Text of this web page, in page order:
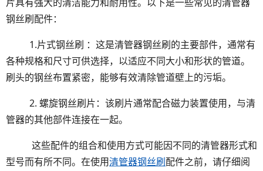
钢丝刷配件：
1.片式钢丝刷 ：这是清管器钢丝刷的主要部件，通常有
各种规格和尺寸可供选择，以适应不同大小和形状的管道。
刷头的钢丝布置紧密，能够有效清除管道壁上的污垢。
2. 螺旋钢丝刷片：该刷片通常配合磁力装置使用，与清
管器的其他部件连接在一起。
这些配件的组合和使用方式可能因不同的清管器形式和
型号而有所不同。在使用清管器钢丝刷配件之前，请仔细阅